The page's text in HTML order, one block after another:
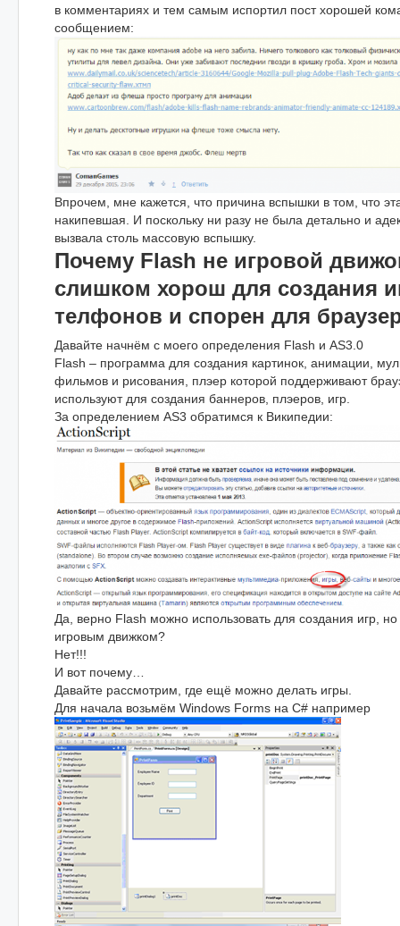
в комментариях и тем самым испортил пост хорошей
сообщением:
Впрочем, мне кажется, что причина вспышки в том, что
накипевшая. И поскольку ни разу не была детально и
вызвала столь массовую вспышку.
Почему Flash не игровой
слишком хорош для создания
телфонов и спорен для
Давайте начнём c моего определения Flash и AS3.0
Flash – программа для создания картинок, анимации,
фильмов и рисования, плэер которой поддерживают
используют для создания баннеров, плэеров, игр.
За определением AS3 обратимся к Википедии:
Да, верно Flash можно использовать для создания игр, но
игровым движком?
Нет!!!
И вот почему…
Давайте рассмотрим, где ещё можно делать игры.
Для начала возьмём Windows Forms на С# например